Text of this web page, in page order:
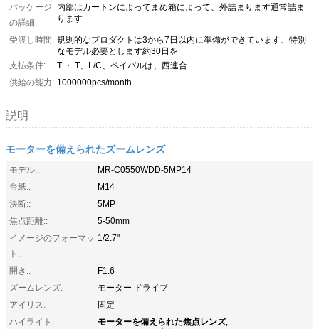
パッケージ
の詳細:
内部はカートンによってまめ箱によって、外詰まります通常詰ま
ります
受渡し時間: 規則的なプロダクトは3から7日以内に準備ができています、特別
なモデル必要とします約30日を
支払条件:
T ・ T、L/C、ペイパルは、西連合
供給の能力: 1000000pcs/month
説明
モーターを備えられたズームレンズ
モデル::
MR-C0550WDD-5MP14
台紙::
M14
決断::
5MP
焦点距離::
5-50mm
イメージのフォーマッ
ト::
1/2.7"
開き::
F1.6
ズームレンズ:
モーター ドライブ
アイリス:
固定
ハイライト:
モーターを備えられた焦点レンズ,